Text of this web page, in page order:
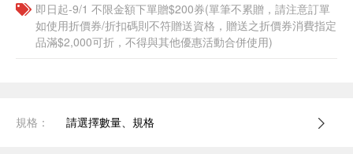
即日起-9/1 不限金額下單贈$200券(單筆不累贈，請注意訂單
如使用折價券/折扣碼則不符贈送資格，贈送之折價券消費指定
品滿$2,000可折，不得與其他優惠活動合併使用)
規格： 請選擇數量、規格